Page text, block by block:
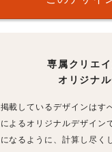
専属クリエ
オリジナ
掲載しているデザインはす
によるオリジナルデザイン
になるように、計算し尽く